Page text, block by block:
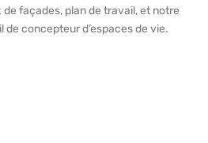
façades, plan de travail, et notre
concepteur d’espaces de vie.